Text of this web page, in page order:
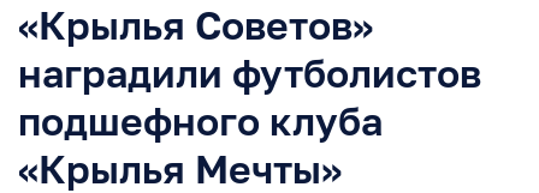
«Крылья Советов»
наградили футболистов
подшефного клуба
«Крылья Мечты»